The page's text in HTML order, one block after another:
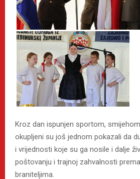
Kroz dan ispunjen sportom,
okupljeni su još jednom pokazali da
i vrijednosti koje su ga nosile i dalje
poštovanju i trajnoj zahvalnosti
braniteljima.